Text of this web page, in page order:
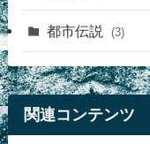
都市伝説 (3)
関連コンテンツ